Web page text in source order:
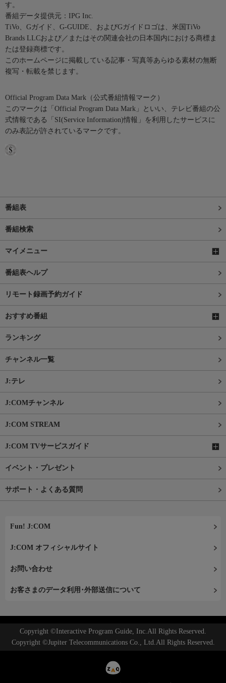
す。
番組データ提供元：IPG Inc.
TiVo、Gガイド、G-GUIDE、およびGガイドロゴは、米国TiVo
Brands LLCおよび／またはその関連会社の日本国内における商標ま
たは登録商標です。
このホームページに掲載している記事・写真等あらゆる素材の無断
複写・転載を禁じます。
Official Program Data Mark（公式番組情報マーク）
このマークは「Official Program Data Mark」といい、テレビ番組の公
式情報である「SI(Service Information)情報」を利用したサービスに
のみ表記が許されているマークです。
番組表
番組検索
マイメニュー
番組表ヘルプ
リモート録画予約ガイド
おすすめ番組
ランキング
チャンネル一覧
J:テレ
J:COMチャンネル
J:COM STREAM
J:COM TVサービスガイド
イベント・プレゼント
サポート・よくある質問
Fun! J:COM
J:COM オフィシャルサイト
お問い合わせ
お客さまのデータ利用･外部送信について
Copyright ©Interactive Program Guide, Inc.All Rights Reserved.
Copyright ©Jupiter Telecommunications Co., Ltd.All Rights Reserved.